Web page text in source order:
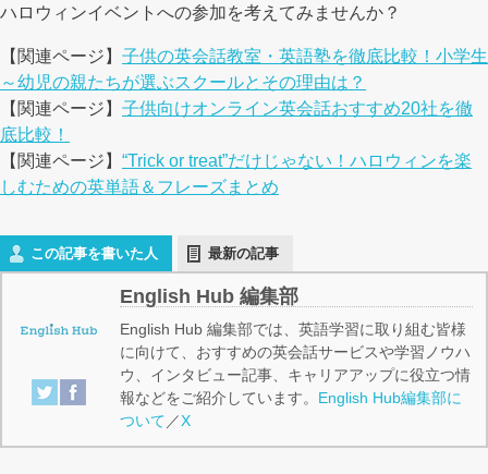
ハロウィンイベントへの参加を考えてみませんか？
【関連ページ】 子供の英会話教室・英語塾を徹底比較！小学生
～幼児の親たちが選ぶスクールとその理由は？
【関連ページ】 子供向けオンライン英会話おすすめ20社を徹
底比較！
【関連ページ】 “Trick or treat”だけじゃない！ハロウィンを楽
しむための英単語＆フレーズまとめ
この記事を書いた人 最新の記事
English Hub 編集部
English Hub 編集部では、英語学習に取り組む皆様
に向けて、おすすめの英会話サービスや学習ノウハ
ウ、インタビュー記事、キャリアアップに役立つ情
報などをご紹介しています。 English Hub編集部に
ついて ／X